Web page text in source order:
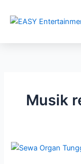
Musik
Sewa